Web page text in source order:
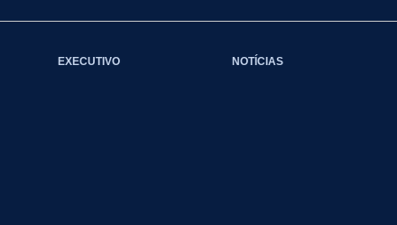
EXECUTIVO NOTÍCIAS